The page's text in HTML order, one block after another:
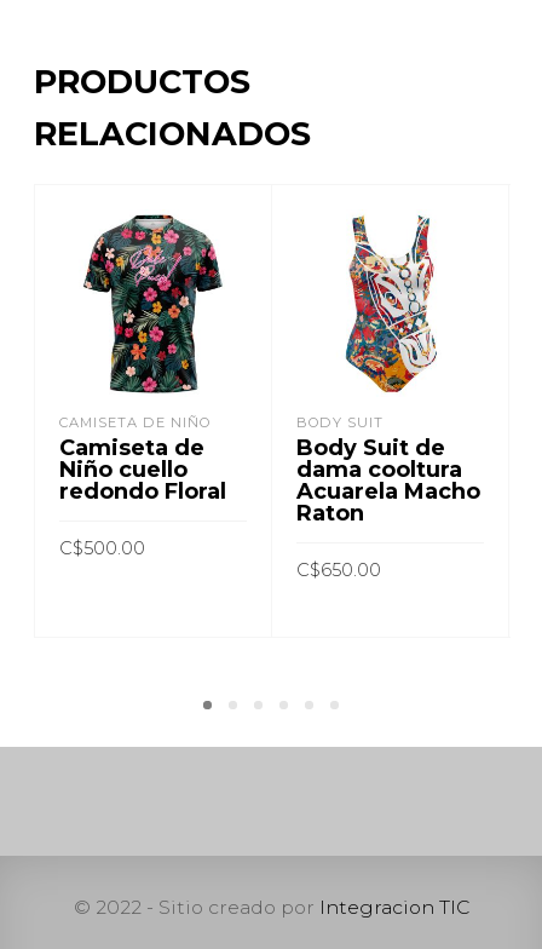
PRODUCTOS
RELACIONADOS
CAMISETA DE NIÑO
Camiseta de
Niño cuello
redondo Floral
C$500.00
BODY SUIT
Body Suit de
dama cooltura
Acuarela Macho
Raton
C$650.00
© 2022 - Sitio creado por Integracion TIC